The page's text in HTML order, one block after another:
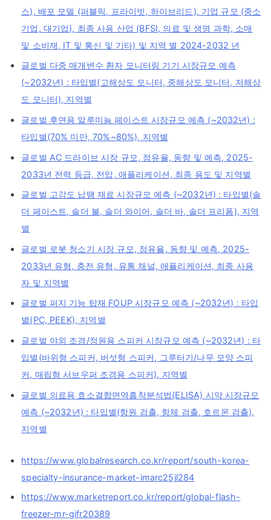
스), 배포 모델 (퍼블릭, 프라이빗, 하이브리드), 기업 규모 (중소
기업, 대기업), 최종 사용 산업 (BFSI, 의료 및 생명 과학, 소매
및 소비재, IT 및 통신 및 기타) 및 지역 별 2024-2032 년
글로벌 다중 매개변수 환자 모니터링 기기 시장규모 예측
(~2032년) : 타입별(고해상도 모니터, 중해상도 모니터, 저해상
도 모니터), 지역별
글로벌 후면용 알루미늄 페이스트 시장규모 예측 (~2032년) :
타입별(70% 미만, 70%~80%), 지역별
글로벌 AC 드라이브 시장 규모, 점유율, 동향 및 예측, 2025-
2033년 전력 등급, 전압, 애플리케이션, 최종 용도 및 지역별
글로벌 고강도 납땜 재료 시장규모 예측 (~2032년) : 타입별(솔
더 페이스트, 솔더 볼, 솔더 와이어, 솔더 바, 솔더 프리폼), 지역
별
글로벌 로봇 청소기 시장 규모, 점유율, 동향 및 예측, 2025-
2033년 유형, 충전 유형, 유통 채널, 애플리케이션, 최종 사용
자 및 지역별
글로벌 퍼지 기능 탑재 FOUP 시장규모 예측 (~2032년) : 타입
별(PC, PEEK), 지역별
글로벌 야외 조경/정원용 스피커 시장규모 예측 (~2032년) : 타
입별(바위형 스피커, 버섯형 스피커, 그루터기/나무 모양 스피
커, 매립형 서브우퍼 조경용 스피커), 지역별
글로벌 의료용 효소결합면역흡착분석법(ELISA) 시약 시장규모
예측 (~2032년) : 타입별(항원 검출, 항체 검출, 호르몬 검출),
지역별
https://www.globalresearch.co.kr/report/south-korea-
specialty-insurance-market-imarc25jl284
https://www.marketreport.co.kr/report/global-flash-
freezer-mr-gifr20389